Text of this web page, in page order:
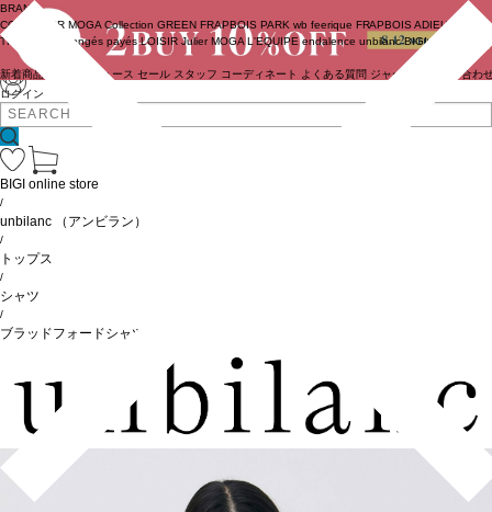
ログイン
BRAND
COUTURIER MOGA Collection GREEN FRAPBOIS PARK wb feerique FRAPBOIS ADIEU
TRISTESSE
congés payés LOISIR Julier MOGA L'EQUIPE endalence unbilanc BIGI online store
新着商品 ニュース セール スタッフ コーディネート よくある質問 ジャーナル お問い合わ
BIGI online store
/
unbilanc （アンビラン）
/
トップス
/
シャツ
/
ブラッドフォードシャツ